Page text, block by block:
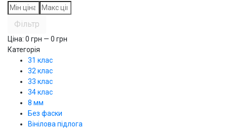
Фільтр
Ціна: 0 грн — 0 грн
Категорія
31 клас
32 клас
33 клас
34 клас
8 мм
Без фаски
Вінілова підлога